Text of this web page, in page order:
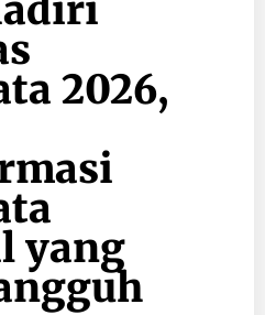
2026,
yang